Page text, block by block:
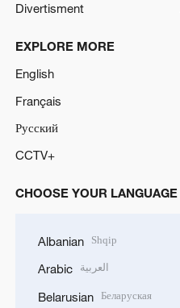
Divertisment
EXPLORE MORE
English
Français
Русский
CCTV+
CHOOSE YOUR LANGUAGE
Albanian Shqip
Arabic العربية
Belarusian Беларуская